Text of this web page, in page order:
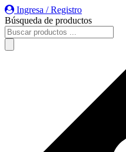
Ingresa / Registro
Búsqueda de productos